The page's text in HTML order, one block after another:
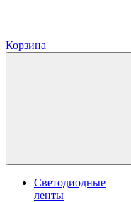
Корзина
Светодиодные
ленты